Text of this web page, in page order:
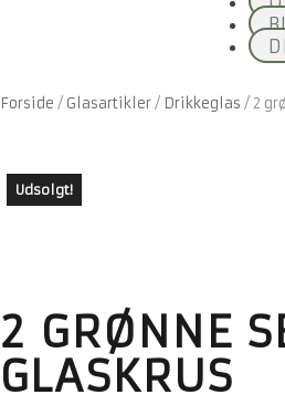
Forside / Glasartikler/ Drikkeglas /2
Udsolgt!
2 GRØNNE
GLASKRUS